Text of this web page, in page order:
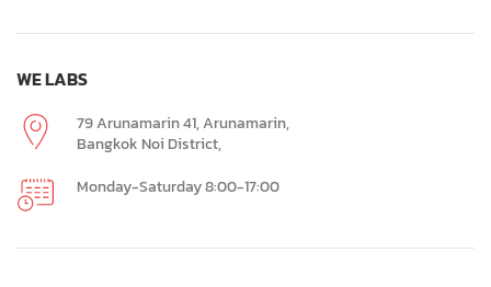
WE LABS
79 Arunamarin 41, Arunamarin,
Bangkok Noi District,
Monday-Saturday 8:00-17:00